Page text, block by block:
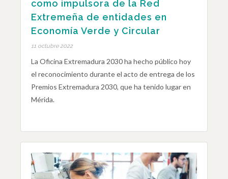
como impulsora de la Red
Extremeña de entidades en
Economía Verde y Circular
11 octubre 2022
La Oficina Extremadura 2030 ha hecho público hoy
el reconocimiento durante el acto de entrega de los
Premios Extremadura 2030, que ha tenido lugar en
Mérida.